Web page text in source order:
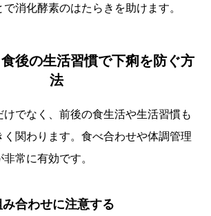
消化酵素のはたらきを助けます。
後の生活習慣で下痢を防ぐ方
法
でなく、前後の食生活や生活習慣も
く関わります。食べ合わせや体調管理
常に有効です。
合わせに注意する